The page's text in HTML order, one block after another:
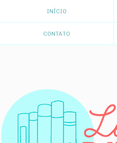
INÍCIO
CONTATO